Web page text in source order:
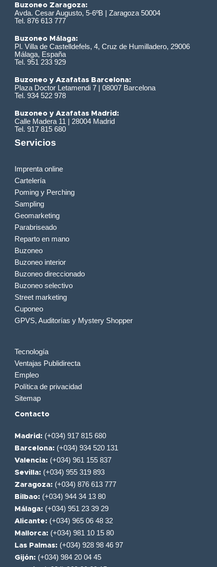
Buzoneo Zaragoza:
Avda. Cesar Augusto, 5-6ºB | Zaragoza 50004
Tel. 876 613 777
Buzoneo Málaga:
Pl. Villa de Castelldefels, 4, Cruz de Humilladero, 29006
Málaga, España
Tel. 951 233 929
Buzoneo y Azafatas Barcelona:
Plaza Doctor Letamendi 7 | 08007 Barcelona
Tel. 934 522 978
Buzoneo y Azafatas Madrid:
Calle Madera 11 | 28004 Madrid
Tel. 917 815 680
Servicios
Imprenta online
Cartelería
Poming y Perching
Sampling
Geomarketing
Parabriseado
Reparto en mano
Buzoneo
Buzoneo interior
Buzoneo direccionado
Buzoneo selectivo
Street marketing
Cuponeo
GPVS, Auditorías y Mystery Shopper
Tecnología
Ventajas Publidirecta
Empleo
Política de privacidad
Sitemap
Contacto
Madrid: (+034) 917 815 680
Barcelona: (+034) 934 520 131
Valencia: (+034) 961 155 837
Sevilla: (+034) 955 319 893
Zaragoza: (+034) 876 613 777
Bilbao: (+034) 944 34 13 80
Málaga: (+034) 951 23 39 29
Alicante: (+034) 965 06 48 32
Mallorca: (+034) 981 10 15 80
Las Palmas: (+034) 928 98 46 97
Gijón: (+034) 984 20 04 45